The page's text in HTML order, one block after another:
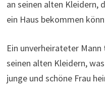
an seinen alten Kleidern,
ein Haus bekommen
Ein unverheirateter
seinen alten Kleidern,
junge und schöne Frau